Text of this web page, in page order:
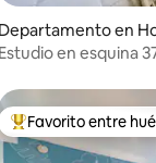
4.9 de 5;
Departamento en
Estudio en esquina
De los mejores en
Favorito entre